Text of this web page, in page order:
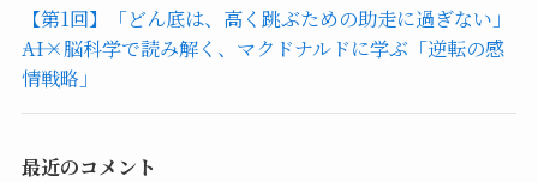
【第1回】「どん底は、高く跳ぶための助走に過ぎない」
――AI×脳科学で読み解く、マクドナルドに学ぶ「逆転の感
情戦略」
最近のコメント